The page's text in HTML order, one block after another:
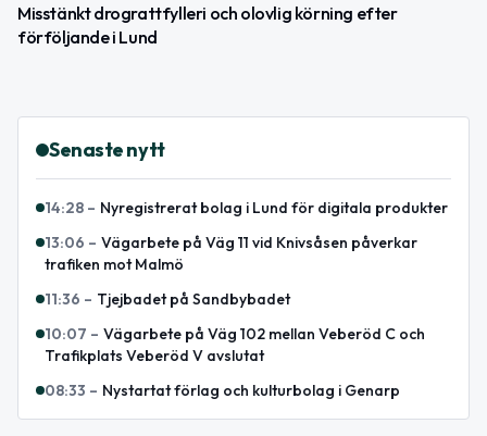
Misstänkt drograttfylleri och olovlig körning efter
förföljande i Lund
Senaste nytt
14:28 – Nyregistrerat bolag i Lund för digitala produkter
13:06 – Vägarbete på Väg 11 vid Knivsåsen påverkar
trafiken mot Malmö
11:36 – Tjejbadet på Sandbybadet
10:07 – Vägarbete på Väg 102 mellan Veberöd C och
Trafikplats Veberöd V avslutat
08:33 – Nystartat förlag och kulturbolag i Genarp